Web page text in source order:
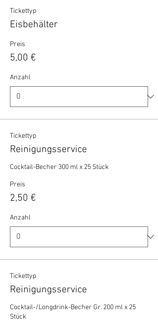
Tickettyp
Eisbehälter
Preis
5,00 €
Anzahl
Tickettyp
Reinigungsservice
Cocktail-Becher 300 ml x 25 Stück
Preis
2,50 €
Anzahl
Tickettyp
Reinigungsservice
Cocktail-/Longdrink-Becher Gr. 200 ml x 25
Stück